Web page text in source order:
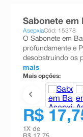
Sabonete em
AsepxiaCód: 15378
O Sabonete em
profundamente e
desobstruindo os
mais
Mais opções:
R$
1 X de
teste gravidez
ºesmalte